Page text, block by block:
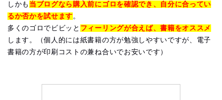
しかも 当ブログなら購入前にゴロを確認でき、自分に合ってい
るか否かを試せます。
多くのゴロでビビッと フィーリングが合えば、書籍をオススメ
します。（個人的には紙書籍の方が勉強しやすいですが、電子
書籍の方が印刷コストの兼ね合いでお安いです）